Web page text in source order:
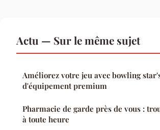
Actu — Sur le même sujet
Améliorez votre jeu avec bowling
d'équipement premium
Pharmacie de garde près de vous :
à toute heure